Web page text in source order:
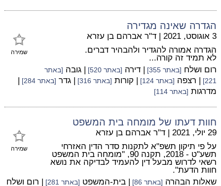
הגדרה שאינה מגדירה
שמירה
3 אוגוסט, 2021 | ד"ר אברהם בן עזרא
הגדרה אמורה להגדיר ולהבהיר דברים.
לא תמיד זה קורה...
רום ושלח [באתר 355] | דירה [באתר 520] | גובה [באתר
221]
| רצפה [באתר 124] | קורות [באתר 316] | גדר [באתר 284]
|
מדרגות [באתר 114]
חוות דעתו של מומחה בית המשפט
שמירה
29 יולי, 2021 | ד"ר אברהם בן עזרא
על פי תיקון תשפ"א לתקנות סדר הדין האזרחי
תשע"ט - 2018, תקנה 90, "מומחה בית המשפט
רשאי לדרוש מבעל דין להעמיד לבדיקה את נושא
חוות הדעת".
שאלות הבהרה [באתר 86] | בית-המשפט [באתר 281] | רום ושלח